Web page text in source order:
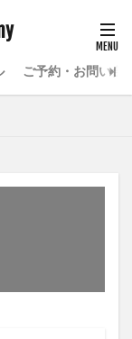
ご予約・お問い合